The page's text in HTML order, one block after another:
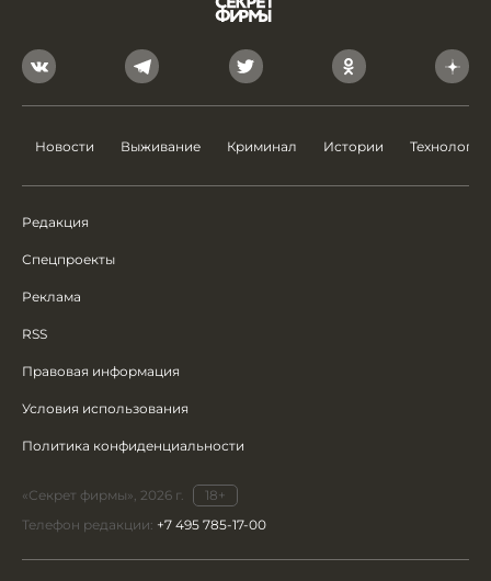
Новости Выживание Криминал Истории Технологии
Редакция
Спецпроекты
Реклама
RSS
Правовая информация
Условия использования
Политика конфиденциальности
«Секрет фирмы», 2026 г.
18+
Телефон редакции: +7 495 785-17-00